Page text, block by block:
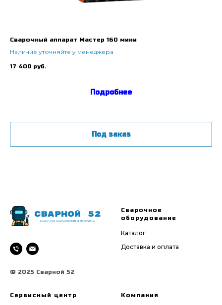
Cварочный аппарат Мастер 160 мини
Наличие уточняйте у менеджера
17 400 руб.
Подробнее
Под заказ
© 2025 Сварной 52
Сварочное
оборудование
Каталог
Доставка и оплата
Сервисный центр Компания